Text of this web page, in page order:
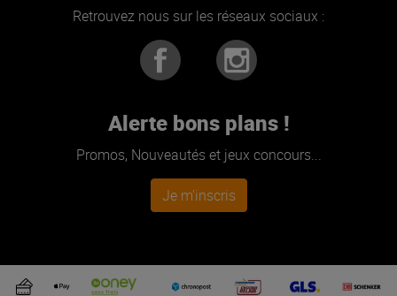
Retrouvez nous sur les réseaux sociaux :
Alerte bons plans !
Promos, Nouveautés et jeux concours...
Je m'inscris